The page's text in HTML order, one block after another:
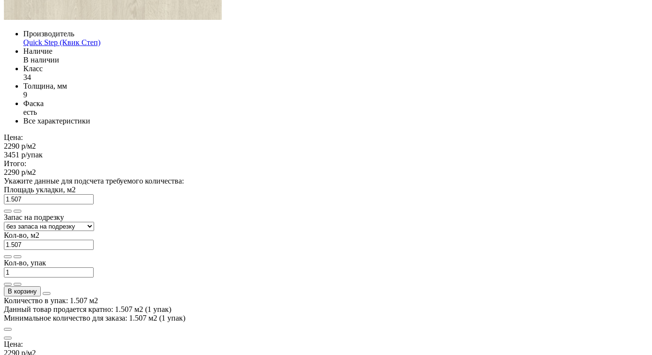
Производитель
Quick Step (Квик Степ)
Наличие
В наличии
Класс
34
Толщина, мм
9
Фаска
есть
Все характеристики
Цена:
2290 р/м2
3451 р/упак
Итого:
2290 р/м2
Укажите данные для подсчета требуемого количества:
Площадь укладки, м2
Запас на подрезку
Кол-во, м2
Кол-во, упак
В корзину
Количество в упак: 1.507 м2
Данный товар продается кратно: 1.507 м2 (1 упак)
Минимальное количество для заказа: 1.507 м2 (1 упак)
Цена:
2290 р/м2